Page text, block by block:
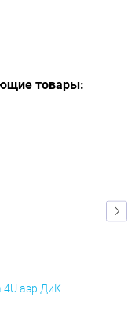
товары:
4U аэр ДиК